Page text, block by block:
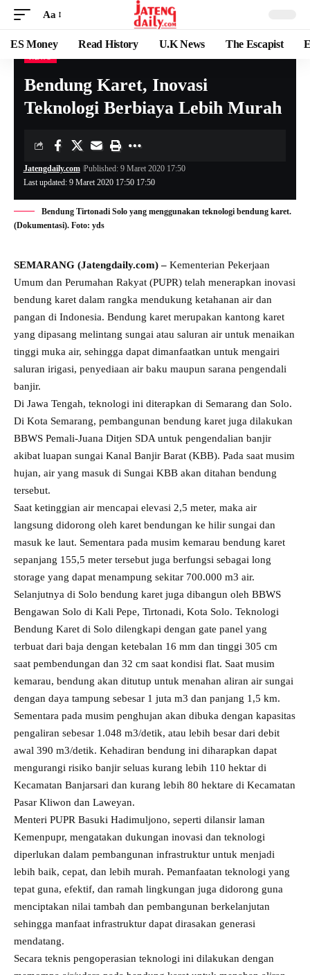
Aa
ES Money Read History U.K News The Escapist
Bendung Karet, Inovasi
Teknologi Berbiaya Lebih Murah
Last updated: 9 Maret 2020 17:50 17:50
Jatengdaily.com Published: 9 Maret 2020 17:50
Bendung Tirtonadi Solo yang menggunakan teknologi bendung karet.
(Dokumentasi). Foto: yds
SEMARANG (Jatengdaily.com) – Kementerian Pekerjaan
Umum dan Perumahan Rakyat (PUPR) telah menerapkan inovasi
bendung karet dalam rangka mendukung ketahanan air dan
pangan di Indonesia. Bendung karet merupakan kantong karet
yang dipasang melintang sungai atau saluran air untuk menaikan
tinggi muka air, sehingga dapat dimanfaatkan untuk mengairi
saluran irigasi, penyediaan air baku maupun sarana pengendali
banjir.
Di Jawa Tengah, teknologi ini diterapkan di Semarang dan Solo.
Di Kota Semarang, pembangunan bendung karet juga dilakukan
BBWS Pemali-Juana Ditjen SDA untuk pengendalian banjir
akibat luapan sungai Kanal Banjir Barat (KBB). Pada saat musim
hujan, air yang masuk di Sungai KBB akan ditahan bendung
tersebut.
Saat ketinggian air mencapai elevasi 2,5 meter, maka air
langsung didorong oleh karet bendungan ke hilir sungai dan
masuk ke laut. Sementara pada musim kemarau bendung karet
sepanjang 155,5 meter tersebut juga berfungsi sebagai long
storage yang dapat menampung sekitar 700.000 m3 air.
Selanjutnya di Solo bendung karet juga dibangun oleh BBWS
Bengawan Solo di Kali Pepe, Tirtonadi, Kota Solo. Teknologi
Bendung Karet di Solo dilengkapi dengan gate panel yang
terbuat dari baja dengan ketebalan 16 mm dan tinggi 305 cm
saat pembendungan dan 32 cm saat kondisi flat. Saat musim
kemarau, bendung akan ditutup untuk menahan aliran air sungai
dengan daya tampung sebesar 1 juta m3 dan panjang 1,5 km.
Sementara pada musim penghujan akan dibuka dengan kapasitas
pengaliran sebesar 1.048 m3/detik, atau lebih besar dari debit
awal 390 m3/detik. Kehadiran bendung ini diharapkan dapat
mengurangi risiko banjir seluas kurang lebih 110 hektar di
Kecamatan Banjarsari dan kurang lebih 80 hektare di Kecamatan
Pasar Kliwon dan Laweyan.
Menteri PUPR Basuki Hadimuljono, seperti dilansir laman
Kemenpupr, mengatakan dukungan inovasi dan teknologi
diperlukan dalam pembangunan infrastruktur untuk menjadi
lebih baik, cepat, dan lebih murah. Pemanfaatan teknologi yang
tepat guna, efektif, dan ramah lingkungan juga didorong guna
menciptakan nilai tambah dan pembangunan berkelanjutan
sehingga manfaat infrastruktur dapat dirasakan generasi
mendatang.
Secara teknis pengoperasian teknologi ini dilakukan dengan